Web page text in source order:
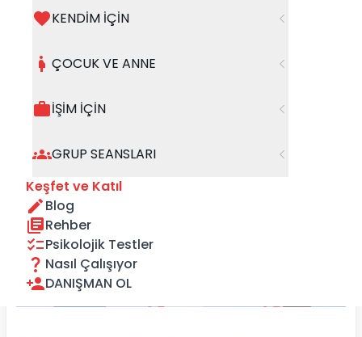
KENDİM İÇİN
ÇOCUK VE ANNE
İŞİM İÇİN
GRUP SEANSLARI
Keşfet ve Katıl
Blog
Rehber
Psikolojik Testler
Nasıl Çalışıyor
DANIŞMAN OL
Uzman Klinik Psikolog